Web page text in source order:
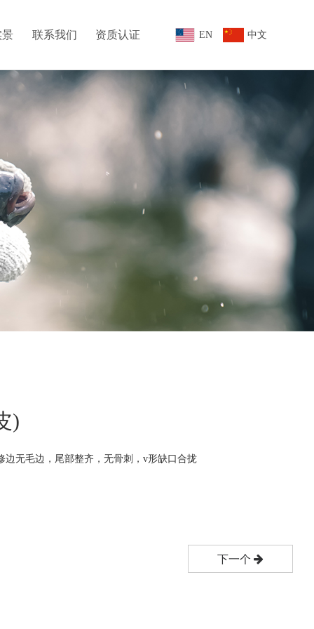
联系我们 资质认证 EN 中文
)
边无毛边，尾部整齐，无骨刺，v形缺口合拢
下一个